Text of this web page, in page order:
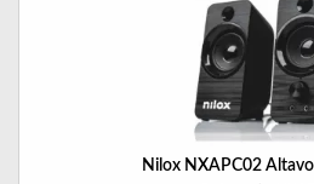
Nilox NXAPC02